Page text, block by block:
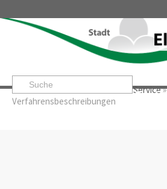
Startseite» »Service»
Verfahrensbeschreibungen
Leben & Erleben Rathaus & Service